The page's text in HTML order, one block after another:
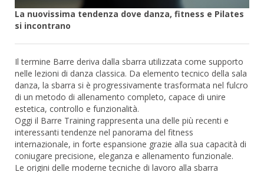
La nuovissima tendenza dove danza, fitness e Pilates
si incontrano
Il termine Barre deriva dalla sbarra utilizzata come supporto
nelle lezioni di danza classica. Da elemento tecnico della sala
danza, la sbarra si è progressivamente trasformata nel fulcro
di un metodo di allenamento completo, capace di unire
estetica, controllo e funzionalità.
Oggi il Barre Training rappresenta una delle più recenti e
interessanti tendenze nel panorama del fitness
internazionale, in forte espansione grazie alla sua capacità di
coniugare precisione, eleganza e allenamento funzionale.
Le origini delle moderne tecniche di lavoro alla sbarra